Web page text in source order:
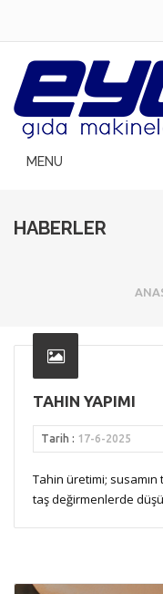
HABERLER
TAHIN YAPIMI
Tarih : 17-6-2025
Tahin üretimi; susamın
taş değirmenlerde